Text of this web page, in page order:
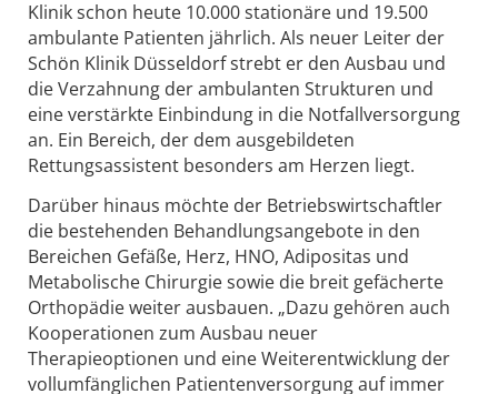
Klinik schon heute 10.000 stationäre und 19.500
ambulante Patienten jährlich. Als neuer Leiter der
Schön Klinik Düsseldorf strebt er den Ausbau und
die Verzahnung der ambulanten Strukturen und
eine verstärkte Einbindung in die Notfallversorgung
an. Ein Bereich, der dem ausgebildeten
Rettungsassistent besonders am Herzen liegt.
Darüber hinaus möchte der Betriebswirtschaftler
die bestehenden Behandlungsangebote in den
Bereichen Gefäße, Herz, HNO, Adipositas und
Metabolische Chirurgie sowie die breit gefächerte
Orthopädie weiter ausbauen. „Dazu gehören auch
Kooperationen zum Ausbau neuer
Therapieoptionen und eine Weiterentwicklung der
vollumfänglichen Patientenversorgung auf immer